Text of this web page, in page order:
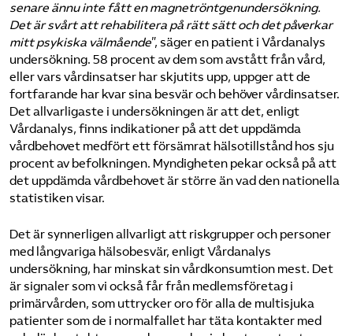
senare ännu inte fått en magnetröntgenundersökning.
Det är svårt att rehabilitera på rätt sätt och det påverkar
mitt psykiska välmående”, säger en patient i Vårdanalys
undersökning. 58 procent av dem som avstått från vård,
eller vars vårdinsatser har skjutits upp, uppger att de
fortfarande har kvar sina besvär och behöver vårdinsatser.
Det allvarligaste i undersökningen är att det, enligt
Vårdanalys, finns indikationer på att det uppdämda
vårdbehovet medfört ett försämrat hälsotillstånd hos sju
procent av befolkningen. Myndigheten pekar också på att
det uppdämda vårdbehovet är större än vad den nationella
statistiken visar.
Det är synnerligen allvarligt att riskgrupper och personer
med långvariga hälsobesvär, enligt Vårdanalys
undersökning, har minskat sin vårdkonsumtion mest. Det
är signaler som vi också får från medlemsföretag i
primärvården, som uttrycker oro för alla de multisjuka
patienter som de i normalfallet har täta kontakter med